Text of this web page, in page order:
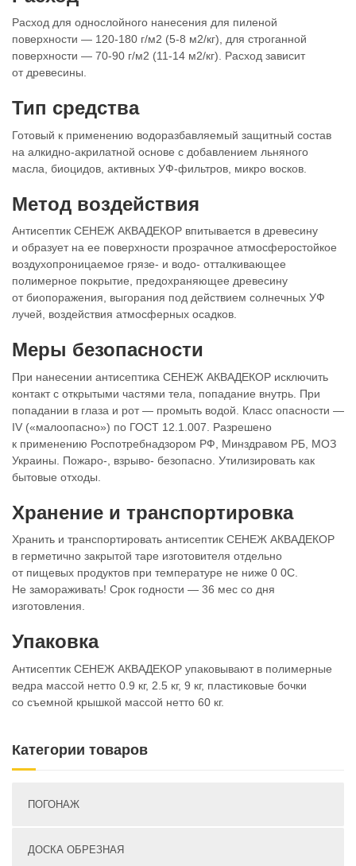
Расход для однослойного нанесения для пиленой
поверхности — 120-180 г/м2 (5-8 м2/кг), для строганной
поверхности — 70-90 г/м2 (11-14 м2/кг). Расход зависит
от древесины.
Тип средства
Готовый к применению водоразбавляемый защитный состав
на алкидно-акрилатной основе с добавлением льняного
масла, биоцидов, активных УФ-фильтров, микро восков.
Метод воздействия
Антисептик СЕНЕЖ АКВАДЕКОР впитывается в древесину
и образует на ее поверхности прозрачное атмосферостойкое
воздухопроницаемое грязе- и водо- отталкивающее
полимерное покрытие, предохраняющее древесину
от биопоражения, выгорания под действием солнечных УФ
лучей, воздействия атмосферных осадков.
Меры безопасности
При нанесении антисептика СЕНЕЖ АКВАДЕКОР исключить
контакт с открытыми частями тела, попадание внутрь. При
попадании в глаза и рот — промыть водой. Класс опасности —
IV («малоопасно») по ГОСТ 12.1.007. Разрешено
к применению Роспотребнадзором РФ, Минздравом РБ, МОЗ
Украины. Пожаро-, взрыво- безопасно. Утилизировать как
бытовые отходы.
Хранение и транспортировка
Хранить и транспортировать антисептик СЕНЕЖ АКВАДЕКОР
в герметично закрытой таре изготовителя отдельно
от пищевых продуктов при температуре не ниже 0 0С.
Не замораживать! Срок годности — 36 мес со дня
изготовления.
Упаковка
Антисептик СЕНЕЖ АКВАДЕКОР упаковывают в полимерные
ведра массой нетто 0.9 кг, 2.5 кг, 9 кг, пластиковые бочки
со съемной крышкой массой нетто 60 кг.
Категории товаров
ПОГОНАЖ
ДОСКА ОБРЕЗНАЯ